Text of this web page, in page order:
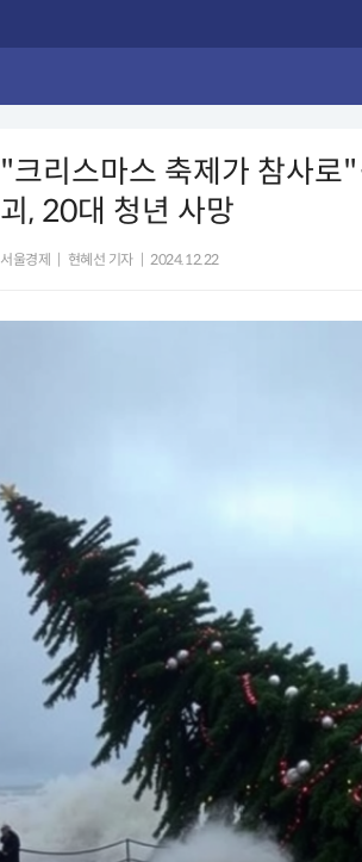
"크리스마스 축제가 참사
괴, 20대 청년 사망
서울경제 현혜선 기자 2024.12.22